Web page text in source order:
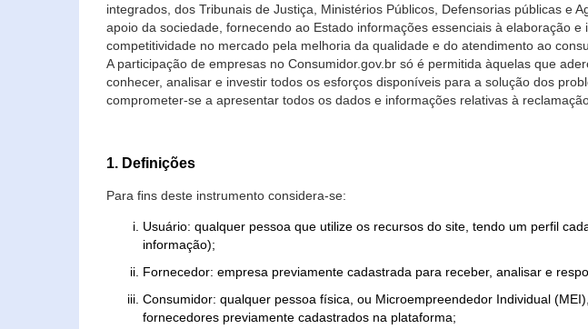
integrados, dos Tribunais de Justiça, Ministérios Públicos, Defensorias públicas e
apoio da sociedade, fornecendo ao Estado informações essenciais à elaboração
competitividade no mercado pela melhoria da qualidade e do atendimento ao
A participação de empresas no Consumidor.gov.br só é permitida àquelas que
conhecer, analisar e investir todos os esforços disponíveis para a solução dos
comprometer-se a apresentar todos os dados e informações relativas à
1. Definições
Para fins deste instrumento considera-se:
Usuário: qualquer pessoa que utilize os recursos do site, tendo um perfil
informação);
Fornecedor: empresa previamente cadastrada para receber, analisar e
Consumidor: qualquer pessoa física, ou Microempreendedor Individual
fornecedores previamente cadastrados na plataforma;